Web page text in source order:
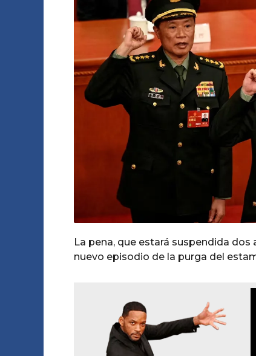
s
a
g
o
u
m
o
s
a
g
o
La pena, que estará suspendida
nuevo episodio de la purga del